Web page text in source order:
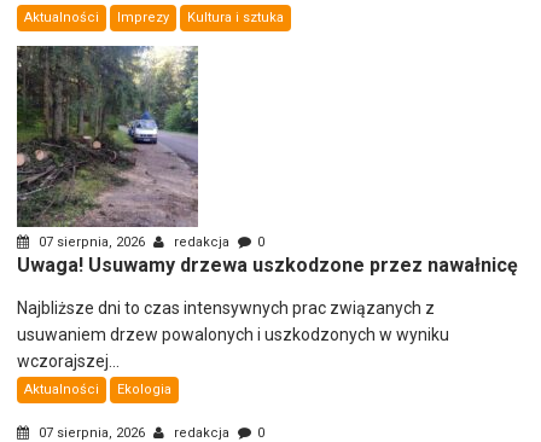
Aktualności Imprezy Kultura i sztuka
07 sierpnia, 2026 redakcja 0
Uwaga! Usuwamy drzewa uszkodzone przez nawałnicę
Najbliższe dni to czas intensywnych prac związanych z
usuwaniem drzew powalonych i uszkodzonych w wyniku
wczorajszej...
Aktualności Ekologia
07 sierpnia, 2026 redakcja 0